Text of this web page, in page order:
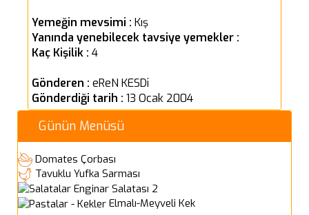
Yemeğin mevsimi : Kış
Yanında yenebilecek tavsiye yemekler :
Kaç Kişilik : 4
Gönderen : eReN KESDi
Gönderdiği tarih : 13 Ocak 2004
Günün Menüsü
Domates Çorbası
Tavuklu Yufka Sarması
Enginar Salatası 2
Elmalı-Meyveli Kek